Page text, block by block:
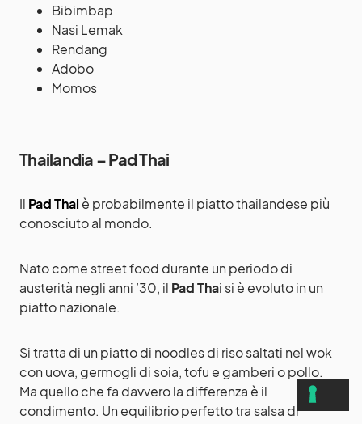
Bibimbap
Nasi Lemak
Rendang
Adobo
Momos
Thailandia – Pad Thai
Il Pad Thai è probabilmente il piatto thailandese più
conosciuto al mondo.
Nato come street food durante un periodo di
austerità negli anni ’30, il Pad Thai si è evoluto in un
piatto nazionale.
Si tratta di un piatto di noodles di riso saltati nel wok
con uova, germogli di soia, tofu e gamberi o pollo.
Ma quello che fa davvero la differenza è il
condimento. Un equilibrio perfetto tra salsa di